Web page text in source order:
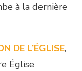
à la dernière
DE L’ÉGLISE,
Église